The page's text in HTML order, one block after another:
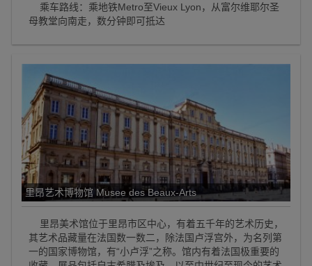
乘车路线：乘地铁Metro至Vieux Lyon，从富尔维耶尔圣
母教堂向南走，数分钟即可抵达
里昂艺术博物馆 Musee des Beaux-Arts
里昂美术馆位于里昂市区中心，有着五千年的艺术历史，
其艺术品藏量在法国数一数二，除法国卢浮宫外，为名列第
一的国家博物馆，有“小卢浮”之称。馆内有着法国极重要的